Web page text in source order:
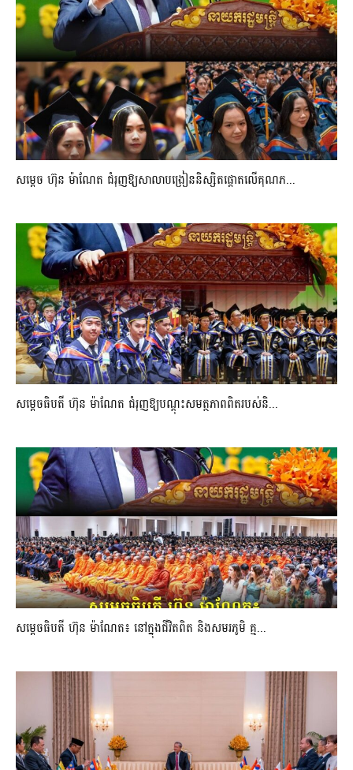
សម្តេច ហ៊ុន ម៉ាណែត ជំរុញឱ្យសាលាបង្រៀននិស្សិតផ្តោតលើគុណភ...
សម្តេចធិបតី ហ៊ុន ម៉ាណែត ជំរុញឱ្យបណ្តុះសមត្ថភាពពិតរបស់និ...
សម្តេចធិបតី ហ៊ុន ម៉ាណែត៖ នៅក្នុងជីវិតពិត និងសមរភូមិ គ្ម...